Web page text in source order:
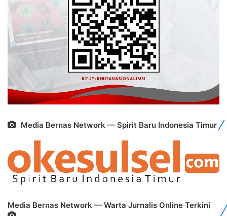
Media Bernas Network — Spirit Baru Indonesia Timur
Media Bernas Network — Warta Jurnalis Online Terkini